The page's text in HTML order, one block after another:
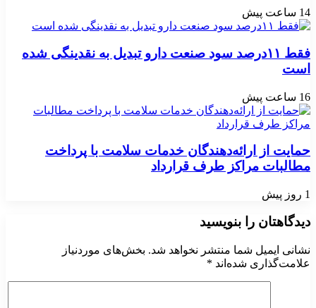
14 ساعت پیش
فقط ۱۱‌درصد سود صنعت دارو تبدیل به نقدینگی شده
است
16 ساعت پیش
حمایت از ارائه‌دهندگان خدمات سلامت با پرداخت
مطالبات مراکز طرف قرارداد
1 روز پیش
دیدگاهتان را بنویسید
نشانی ایمیل شما منتشر نخواهد شد. بخش‌های موردنیاز
علامت‌گذاری شده‌اند *